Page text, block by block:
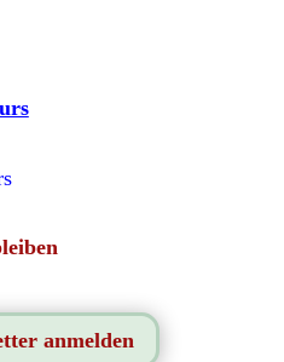
anmelden